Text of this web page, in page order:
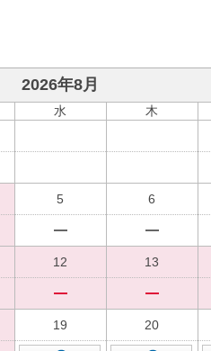
2026年8月
水 木
5 6
12 13
19 20